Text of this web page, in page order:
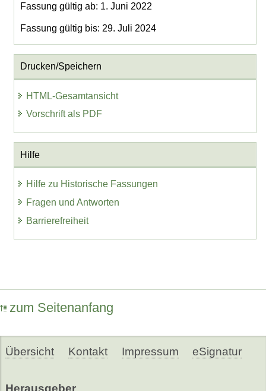
Fassung gültig ab: 1. Juni 2022
Fassung gültig bis: 29. Juli 2024
Drucken/Speichern
HTML-Gesamtansicht
Vorschrift als PDF
Hilfe
Hilfe zu Historische Fassungen
Fragen und Antworten
Barrierefreiheit
zum Seitenanfang
Übersicht Kontakt Impressum eSignatur
Herausgeber